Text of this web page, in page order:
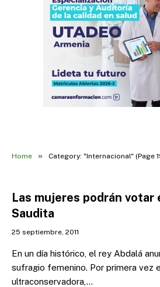
Home » Category: "Internacional" (Page
Las mujeres podrán votar
Saudita
25 septiembre, 2011
En un día histórico, el rey Abdalá
sufragio femenino. Por primera vez
ultraconservadora,…